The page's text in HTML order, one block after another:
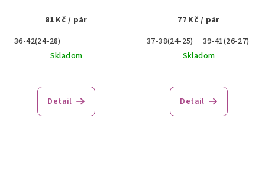
81 Kč / pár
36-42(24-28)
Skladom
Detail
77 Kč / pár
37-38(24-25)
39-41(26-27)
Skladom
Detail